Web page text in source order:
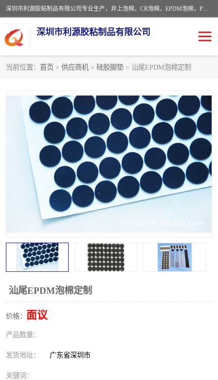
深圳市利源胶粘制品有限公司专业生产，井上泡棉，CR泡棉，EPDM泡棉，PORON泡棉厚度剖切，公差正负0.1mm，硅胶条，脚垫，异形一次成型，雕刻EVA海绵；包装材料:精密仪器、医疗器具、运输时缓冲、防震材料。建筑:住房装潢材料、房屋门窗密封；轻便、强韧性：轻便并且具有较强的韧性，良好的耐油性与耐溶剂性。隔热性：导热性低具有优越的保温性，具有的回弹性。
深圳市利源胶粘制品有限公司
当前位置： 首页 > 供应商机 > 硅胶脚垫 > 汕尾EPDM泡棉定制
汕尾EPDM泡棉定制
价格： 面议
产品数量：
发货地址： 广东省深圳市
关键词：
PORON泡棉 防火海绵
EVA珍珠棉异形 硅胶脚垫
佛橡胶泡棉